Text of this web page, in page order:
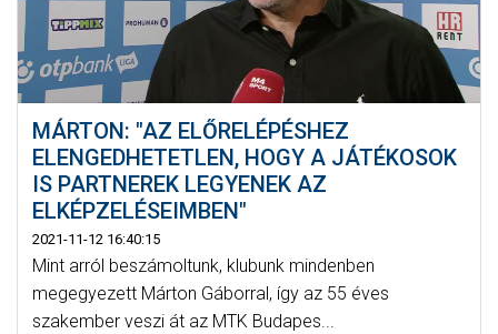
AKKREDITÁCIÓ
MÁRTON: "AZ ELŐRELÉPÉSHEZ
ELENGEDHETETLEN, HOGY A JÁTÉKOSOK
IS PARTNEREK LEGYENEK AZ
ELKÉPZELÉSEIMBEN"
2021-11-12 16:40:15
Mint arról beszámoltunk, klubunk mindenben
megegyezett Márton Gáborral, így az 55 éves
szakember veszi át az MTK Budapes...